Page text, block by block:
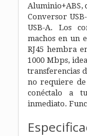
Aluminio+ABS,
Conversor
USB-A. Los
machos en un
RJ45 hembra
1000 Mbps,
transferencias
no requiere de
conéctalo a
inmediato.